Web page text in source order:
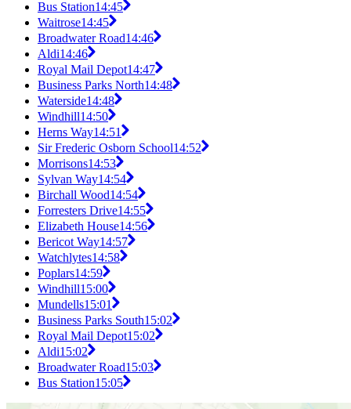
Bus Station14:45
Waitrose14:45
Broadwater Road14:46
Aldi14:46
Royal Mail Depot14:47
Business Parks North14:48
Waterside14:48
Windhill14:50
Herns Way14:51
Sir Frederic Osborn School14:52
Morrisons14:53
Sylvan Way14:54
Birchall Wood14:54
Forresters Drive14:55
Elizabeth House14:56
Bericot Way14:57
Watchlytes14:58
Poplars14:59
Windhill15:00
Mundells15:01
Business Parks South15:02
Royal Mail Depot15:02
Aldi15:02
Broadwater Road15:03
Bus Station15:05